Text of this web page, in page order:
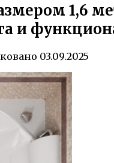
1,6
и
03.09.2025